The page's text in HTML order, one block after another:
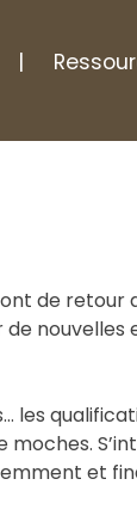
de retour
nouvelles
les
et